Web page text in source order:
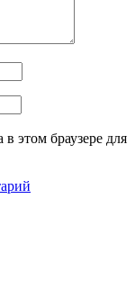
этом браузере для